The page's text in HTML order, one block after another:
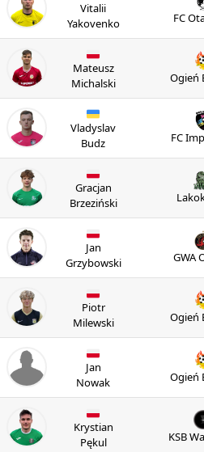
Vitalii
Yakovenko
FC
Mateusz
Michalski
Ogień
Vladyslav
Budz
FC
Gracjan
Brzeziński
Jan
Grzybowski
GWA
Piotr
Milewski
Ogień
Jan
Nowak
Ogień
Krystian
Pękul
KSB